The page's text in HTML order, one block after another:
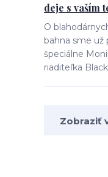
deje s vaším
O
bahna sme už
špeciálne
riaditeľka
Zobraziť